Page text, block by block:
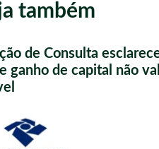
também
de Consulta
ganho de capital não